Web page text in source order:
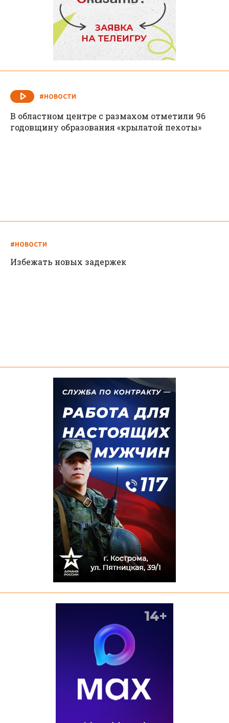
#НОВОСТИ
В областном центре с размахом отметили 96
годовщину образования «крылатой пехоты»
#НОВОСТИ
Избежать новых задержек